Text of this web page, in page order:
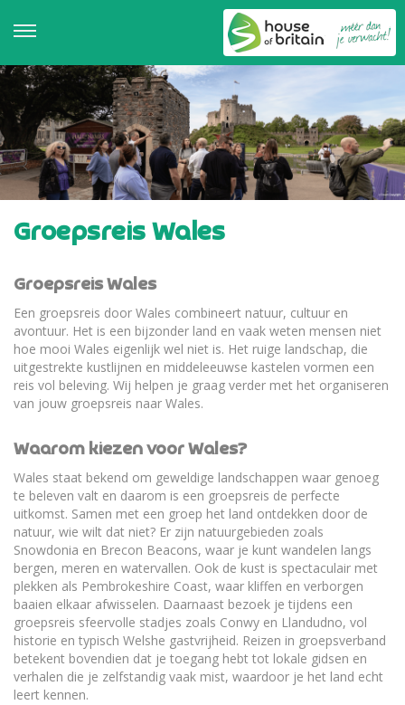
Groepsreis Wales
Groepsreis Wales
Een groepsreis door Wales combineert natuur, cultuur en
avontuur. Het is een bijzonder land en vaak weten mensen niet
hoe mooi Wales eigenlijk wel niet is. Het ruige landschap, die
uitgestrekte kustlijnen en middeleeuwse kastelen vormen een
reis vol beleving. Wij helpen je graag verder met het organiseren
van jouw groepsreis naar Wales.
Waarom kiezen voor Wales?
Wales staat bekend om geweldige landschappen waar genoeg
te beleven valt en daarom is een groepsreis de perfecte
uitkomst. Samen met een groep het land ontdekken door de
natuur, wie wilt dat niet? Er zijn natuurgebieden zoals
Snowdonia en Brecon Beacons, waar je kunt wandelen langs
bergen, meren en watervallen. Ook de kust is spectaculair met
plekken als Pembrokeshire Coast, waar kliffen en verborgen
baaien elkaar afwisselen. Daarnaast bezoek je tijdens een
groepsreis sfeervolle stadjes zoals Conwy en Llandudno, vol
historie en typisch Welshe gastvrijheid. Reizen in groepsverband
betekent bovendien dat je toegang hebt tot lokale gidsen en
verhalen die je zelfstandig vaak mist, waardoor je het land echt
leert kennen.